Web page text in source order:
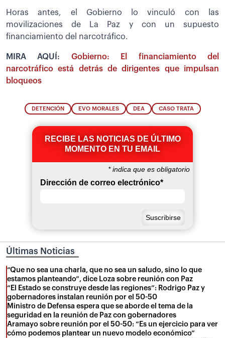
Horas antes, el Gobierno lo vinculó con las
movilizaciones de La Paz y con un supuesto
financiamiento del narcotráfico.
MIRA AQUÍ: Gobierno: El financiamiento del
narcotráfico está detrás de dirigentes que impulsan
bloqueos
DETENCIÓN EVO MORALES DEA CASO TRATA
RECIBE LAS NOTICIAS DE ÚLTIMO
MOMENTO EN TU EMAIL
*indica que es obligatorio
Dirección de correo electrónico*
Últimas Noticias
“Que no sea una charla, que no sea un saludo, sino lo que
estamos planteando”, dice Loza sobre reunión con Paz
“El Estado se construye desde las regiones”: Rodrigo Paz y
gobernadores instalan reunión por el 50-50
Ministro de Defensa espera que se aborde el tema de la
seguridad en la reunión de Paz con gobernadores
Aramayo sobre reunión por el 50-50: “Es un ejercicio para ver
cómo podemos plantear un nuevo modelo económico”